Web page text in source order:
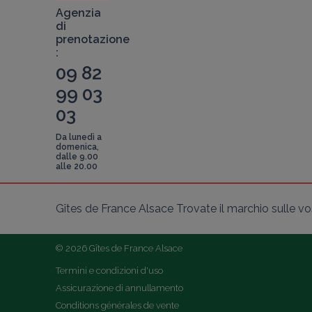
Agenzia
di
prenotazione
:
09 82
99 03
03
Da lunedì a
domenica,
dalle 9.00
alle 20.00
Gîtes de France Alsace Trovate il marchio sulle
© 2026 Gîtes de France Alsace
Termini e condizioni d'uso
Assicurazione di annullamento
Conditions générales de vente